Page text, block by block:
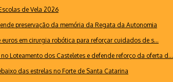
de Vela 2026
preservação da memória da Regata da Autonomia
em cirurgia robótica para reforçar cuidados de s...
Loteamento dos Casteletes e defende reforço da oferta d...
das estrelas no Forte de Santa Catarina